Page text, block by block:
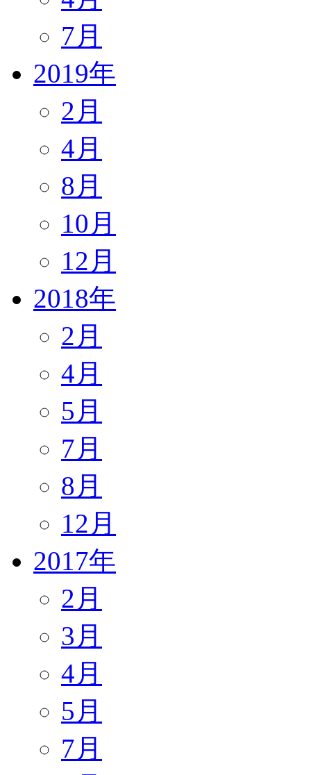
7月
2019年
2月
4月
8月
10月
12月
2018年
2月
4月
5月
7月
8月
12月
2017年
2月
3月
4月
5月
7月